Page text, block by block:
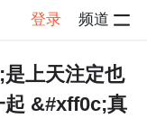
登录 频道
情
上天注定也
起 &#xff0c;真